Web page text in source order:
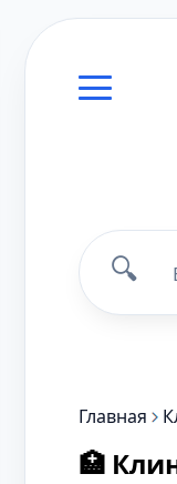
🔍
Главная
🏥